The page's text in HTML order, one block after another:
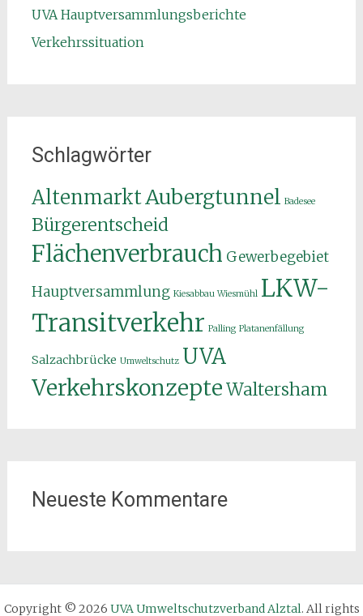
UVA Hauptversammlungsberichte
Verkehrssituation
Schlagwörter
AltenmarktAubergtunnel Badesee
Bürgerentscheid
Flächenverbrauch Gewerbegebiet
Hauptversammlung Kiesabbau Wiesmühl LKW-
Transitverkehr Palling Platanenfällung
Salzachbrücke Umweltschutz UVA
VerkehrskonzepteWaltersham
Neueste Kommentare
Copyright © 2026 UVA Umweltschutzverband Alztal. All rights